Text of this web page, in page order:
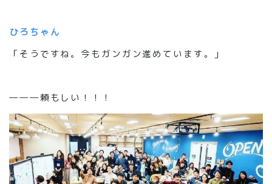
ひろちゃん
「そうですね。今もガンガン進めています。」
―――頼もしい！！！